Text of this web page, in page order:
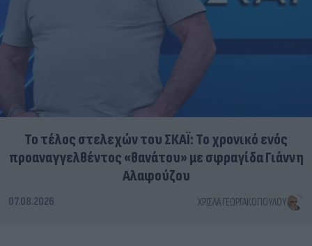
Το τέλος στελεχών του ΣΚΑΪ: Το χρονικό ενός
προαναγγελθέντος «θανάτου» με σφραγίδα Γιάννη
Αλαφούζου
07.08.2026 ΧΡΊΣΛΑ ΓΕΩΡΓΑΚΟΠΟΎΛΟΥ